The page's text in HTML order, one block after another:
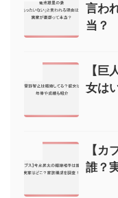
言わ
当？
【巨
女は
【カ
誰？